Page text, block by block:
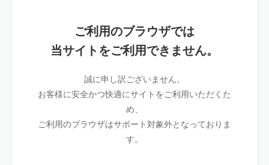
ご利用のブラウザでは
当サイトをご利用できません。
誠に申し訳ございません。
お客様に安全かつ快適にサイトをご利用いただくた
め、
ご利用のブラウザはサポート対象外となっておりま
す。